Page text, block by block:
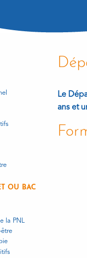
OU BAC
la PNL
Le
ans et